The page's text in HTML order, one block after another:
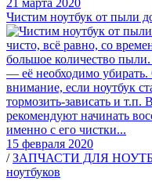
21 марта 2020
Чистим ноутбук от пыли
чисто, всё равно, со
большое количество
— её необходимо убирать.
внимание, если ноутбук
тормозить-зависать и т.п.
рекомендуют начинать
именно с его чистки...
15 февраля 2020
/ЗАПЧАСТИ ДЛЯ
ноутбуков